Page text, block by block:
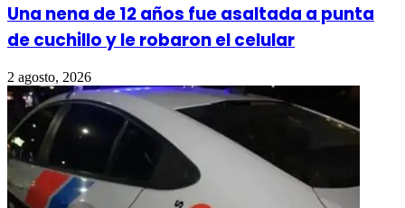
Una nena de 12 años fue asaltada a punta
de cuchillo y le robaron el celular
2 agosto, 2026